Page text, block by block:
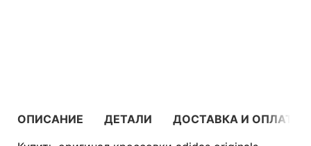
ОПИСАНИЕ ДЕТАЛИ
ДОСТАВКА И ОПЛАТА